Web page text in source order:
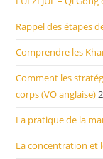
Rappel des étapes
Comprendre les
Comment les
corps (VO anglaise)
La pratique de la
La concentration et